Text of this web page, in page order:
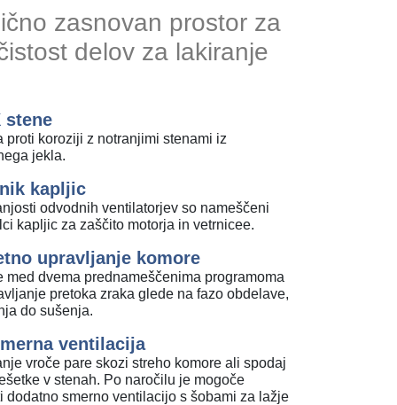
zasnovan prostor za
delov za lakiranje
stene
proti koroziji z notranjimi stenami iz
jekla.
kapljic
odvodnih ventilatorjev so nameščeni
kapljic za zaščito motorja in vetrnicee.
upravljanje komore
med dvema prednameščenima programoma
pretoka zraka glede na fazo obdelave,
do sušenja.
ventilacija
vroče pare skozi streho komore ali spodaj
v stenah. Po naročilu je mogoče
dodatno smerno ventilacijo s šobami za lažje